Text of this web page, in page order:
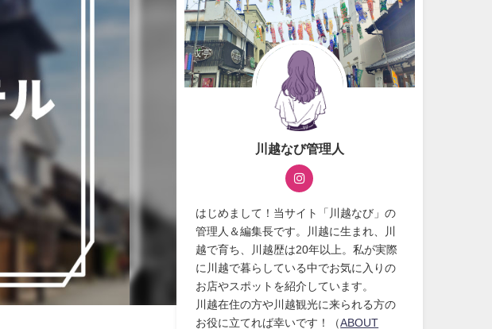
川越なび管理人
はじめまして！当サイト「川越なび」の
管理人＆編集長です。川越に生まれ、川
越で育ち、川越歴は20年以上。私が実際
に川越で暮らしている中でお気に入りの
お店やスポットを紹介しています。
川越在住の方や川越観光に来られる方の
お役に立てれば幸いです！（ABOUT